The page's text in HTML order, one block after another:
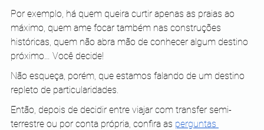
Por exemplo, há quem queira curtir apenas as praias ao
máximo, quem ame focar também nas construções
históricas, quem não abra mão de conhecer algum destino
próximo… Você decide!
Não esqueça, porém, que estamos falando de um destino
repleto de particularidades.
Então, depois de decidir entre viajar com transfer semi-
terrestre ou por conta própria, confira as perguntas